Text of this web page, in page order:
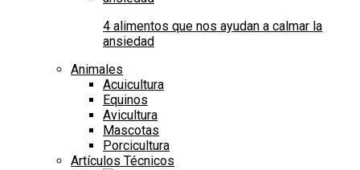
4 alimentos que nos ayudan a calmar la
ansiedad
Animales
Acuicultura
Equinos
Avicultura
Mascotas
Porcicultura
Artículos Técnicos